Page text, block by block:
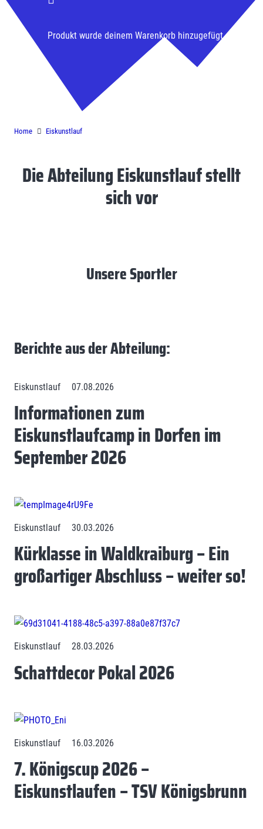
Produkt wurde deinem Warenkorb hinzugefügt.
Eiskunstlauf
Home Eiskunstlauf
Die Abteilung Eiskunstlauf stellt
sich vor
Unsere Sportler
Berichte aus der Abteilung:
Eiskunstlauf 07.08.2026
Informationen zum
Eiskunstlaufcamp in Dorfen im
September 2026
Eiskunstlauf 30.03.2026
Kürklasse in Waldkraiburg – Ein
großartiger Abschluss – weiter so!
Eiskunstlauf 28.03.2026
Schattdecor Pokal 2026
Eiskunstlauf 16.03.2026
7. Königscup 2026 –
Eiskunstlaufen – TSV Königsbrunn